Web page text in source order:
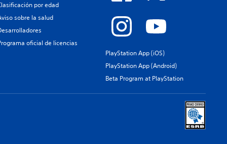
por edad
sobre la salud
oficial de licencias
PlayStation App (iOS)
PlayStation App (Android)
Beta Program at PlayStation